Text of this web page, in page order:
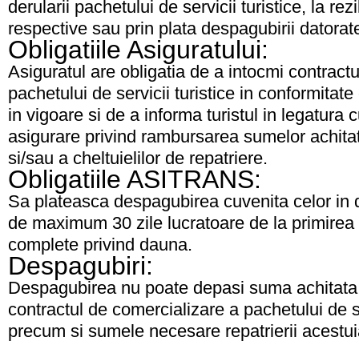
derularii pachetului de servicii turistice, la
respective sau prin plata despagubirii
Obligatiile Asiguratului:
Asiguratul are obligatia de a intocmi
pachetului de servicii turistice in
in vigoare si de a informa turistul in legatura
asigurare privind rambursarea sumelor
si/sau a cheltuielilor de repatriere.
Obligatiile ASITRANS:
Sa plateasca despagubirea cuvenita celor in
de maximum 30 zile lucratoare de la
complete privind dauna.
Despagubiri:
Despagubirea nu poate depasi suma
contractul de comercializare a pachetului de
precum si sumele necesare repatrierii